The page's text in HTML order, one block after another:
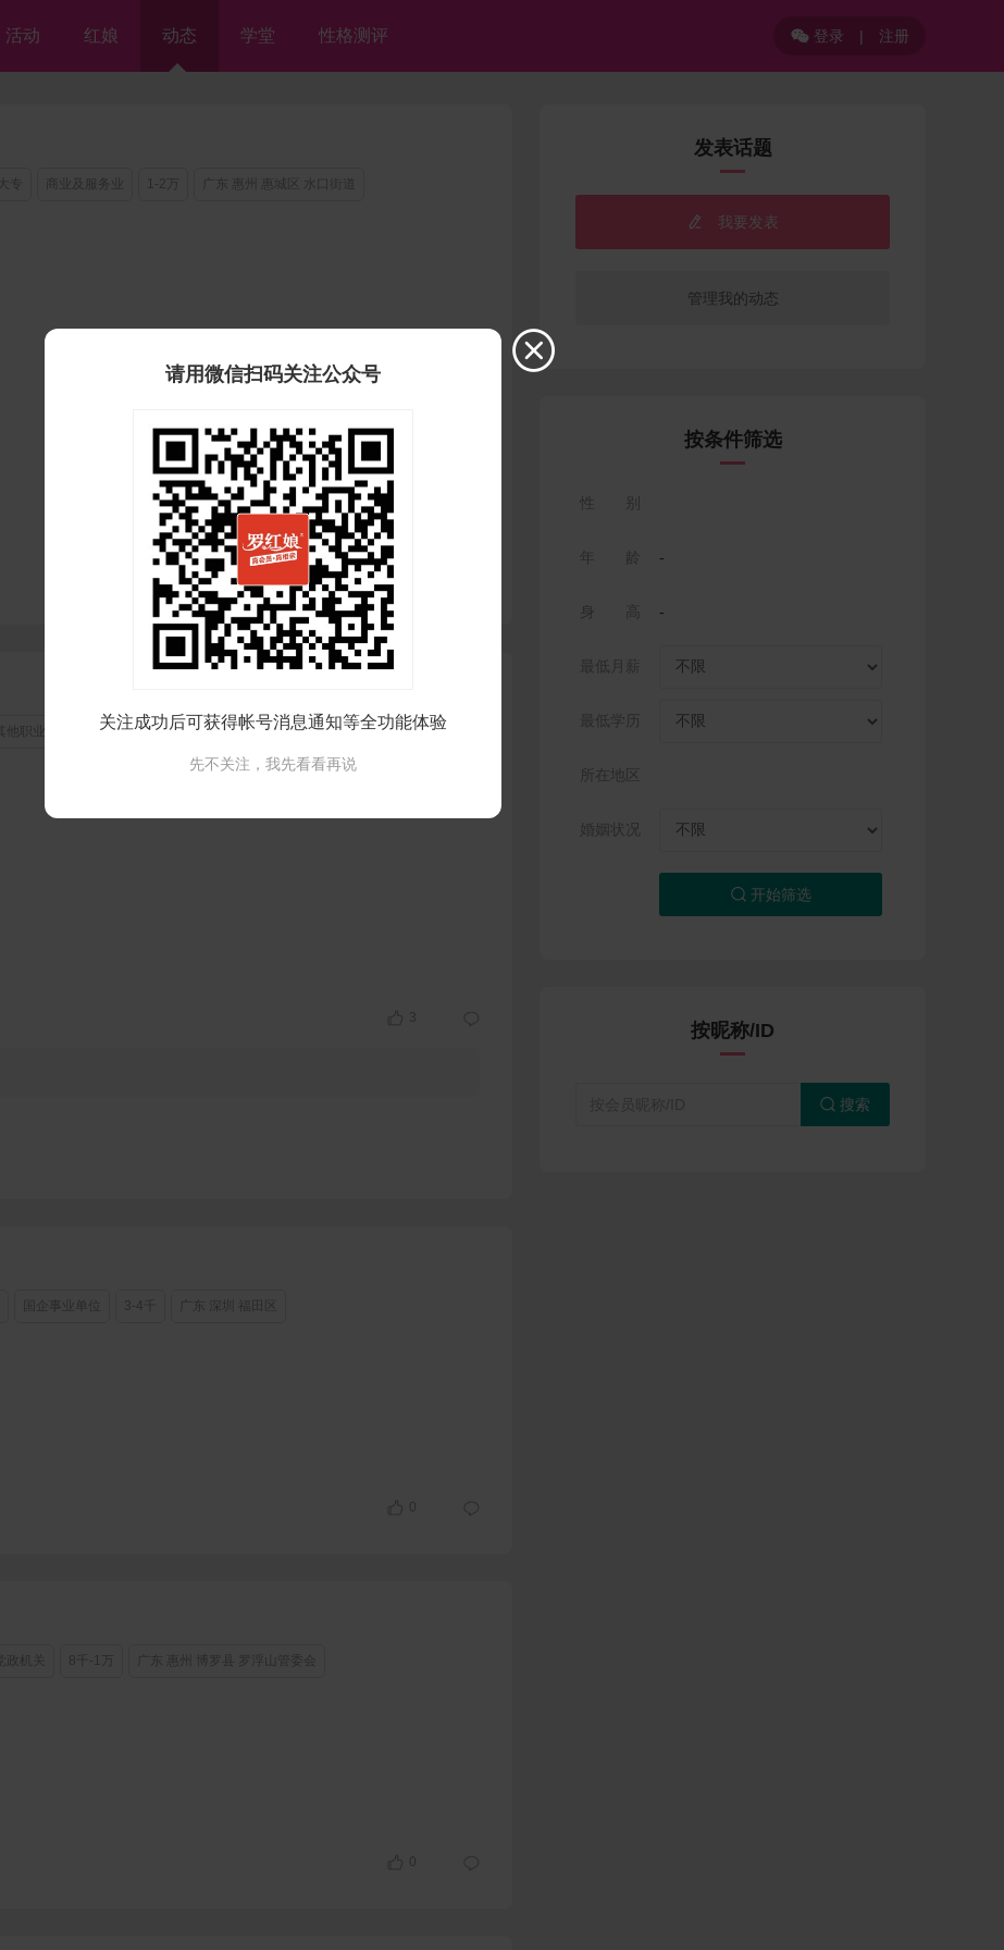
活动 红娘 动态 学堂 性格测评 登录 | 注册
大专 商业及服务业 1-2万 广东 惠州 惠城区 水口街道
其他职业 1-2万 广东 惠州 博罗县 园洲镇
3
国企事业单位 3-4千 广东 深圳 福田区
0
党政机关 8千-1万 广东 惠州 博罗县 罗浮山管委会
0
发表话题
 我要发表
管理我的动态
按条件筛选
性 别
年 龄 -
身 高 -
最低月薪
最低学历
所在地区
婚姻状况
 开始筛选
按昵称/ID
 搜索

请用微信扫码关注公众号
关注成功后可获得帐号消息通知等全功能体验
先不关注，我先看看再说